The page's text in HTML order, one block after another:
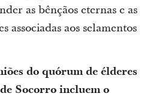
as bênçãos eternas e as
associadas aos selamentos
do quórum de élderes
Socorro incluem o